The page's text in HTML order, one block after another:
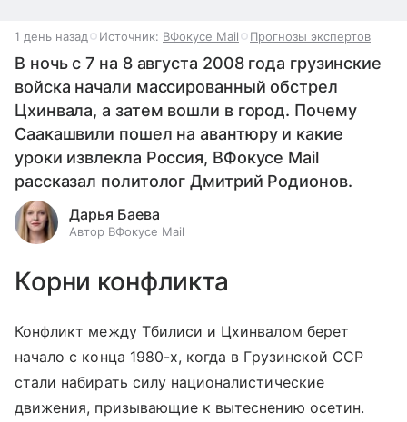
1 день назад Источник: ВФокусе Mail Прогнозы экспертов
В ночь с 7 на 8 августа 2008 года грузинские
войска начали массированный обстрел
Цхинвала, а затем вошли в город. Почему
Саакашвили пошел на авантюру и какие
уроки извлекла Россия, ВФокусе Mail
рассказал политолог Дмитрий Родионов.
Дарья Баева
Автор ВФокусе Mail
Корни конфликта
Конфликт между Тбилиси и Цхинвалом берет
начало с конца 1980-х, когда в Грузинской ССР
стали набирать силу националистические
движения, призывающие к вытеснению осетин.